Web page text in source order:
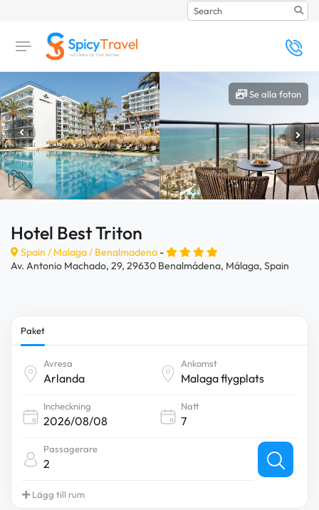
Search
Se alla foton
Hotel Best Triton
Spain / Malaga/ Benalmadena -
Av. Antonio Machado, 29, 29630 Benalmádena, Málaga, Spain
Paket
Avresa Ankomst
Incheckning Natt
Passagerare
2
Lägg till rum